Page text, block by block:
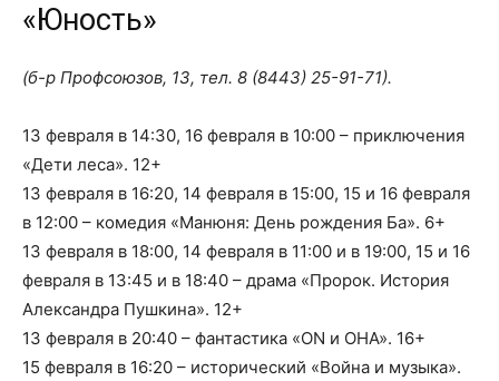
«Юность»
(б-р Профсоюзов, 13, тел. 8 (8443) 25-91-71).
13 февраля в 14:30, 16 февраля в 10:00 – приключения
«Дети леса». 12+
13 февраля в 16:20, 14 февраля в 15:00, 15 и 16 февраля
в 12:00 – комедия «Манюня: День рождения Ба». 6+
13 февраля в 18:00, 14 февраля в 11:00 и в 19:00, 15 и 16
февраля в 13:45 и в 18:40 – драма «Пророк. История
Александра Пушкина». 12+
13 февраля в 20:40 – фантастика «ОN и ОНА». 16+
15 февраля в 16:20 – исторический «Война и музыка».